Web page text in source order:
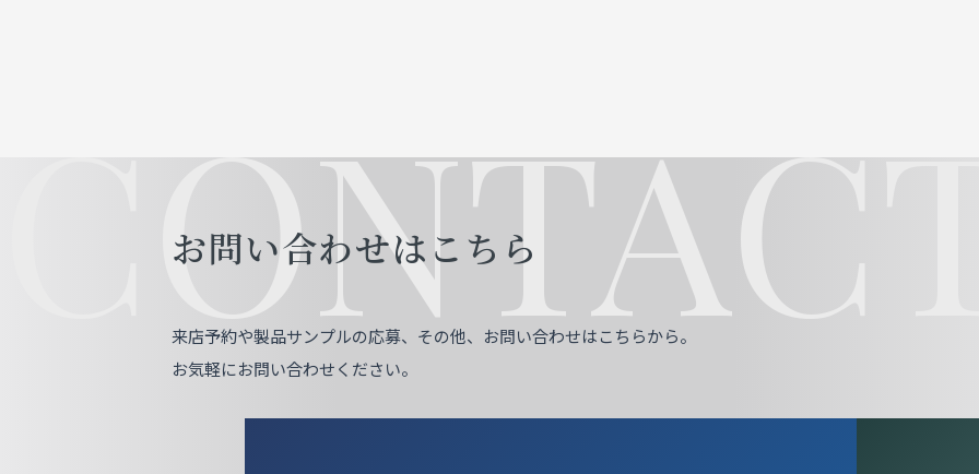
お問い合わせはこちら
来店予約や製品サンプルの応募、その他、お問い合わせはこちらから。
お気軽にお問い合わせください。